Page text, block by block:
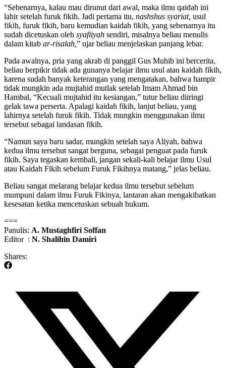
“Sebenarnya, kalau mau dirunut dari awal, maka ilmu qaidah ini
lahir setelah furuk fikih. Jadi pertama itu, nashshus syariat, usul
fikih, furuk fikih, baru kemudian kaidah fikih, yang sebenarnya itu
sudah dicetuskan oleh syafiiyah sendiri, misalnya beliau menulis
dalam kitab ar-risalah, ” ujar beliau menjelaskan panjang lebar.
Pada awalnya, pria yang akrab di panggil Gus Muhib ini bercerita,
beliau berpikir tidak ada gunanya belajar ilmu usul atau kaidah fikih,
karena sudah banyak keterangan yang mengatakan, bahwa hampir
tidak mungkin ada mujtahid mutlak setelah Imam Ahmad bin
Hambal, “Kecuali mujtahid itu kesiangan,” tutur beliau diiringi
gelak tawa perserta. Apalagi kaidah fikih, lanjut beliau, yang
lahirnya setelah furuk fikih. Tidak mungkin menggunakan ilmu
tersebut sebagai landasan fikih.
“Namun saya baru sadar, mungkin setelah saya Aliyah, bahwa
kedua ilmu tersebut sangat berguna, sebagai penguat pada furuk
fikih. Saya tegaskan kembali, jangan sekali-kali belajar ilmu Usul
atau Kaidah Fikih sebelum Furuk Fikihnya matang,” jelas beliau.
Beliau sangat melarang belajar kedua ilmu tersebut sebelum
mumpuni dalam ilmu Furuk Fikinya, lantaran akan mengakibatkan
kesesatan ketika mencetuskan sebuah hukum.
===
Panulis: A. Mustaghfiri Soffan
Editor : N. Shalihin Damiri
Shares: